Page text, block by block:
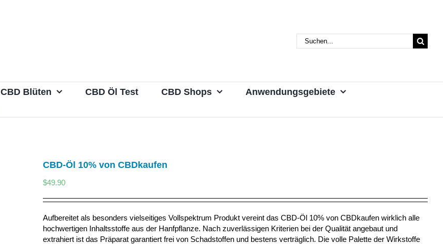
Suche
nach:
CBD Blüten CBD Öl Test CBD Shops
Anwendungsgebiete
CBD-Öl 10% von CBDkaufen
$49.90
Aufbereitet als besonders vielseitiges Vollspektrum Produkt vereint das CBD-Öl 10% von CBDkaufen wirklich alle
hochwertigen Inhaltsstoffe aus der Hanfpflanze. Nach zuverlässigen Kriterien bei der Qualität angebaut und
extrahiert ist das Präparat garantiert frei von Schadstoffen und bestens verträglich. Die volle Palette der Wirkstoffe